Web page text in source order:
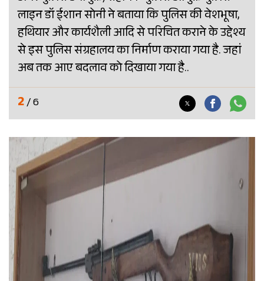
लाइन डॉ ईशान सोनी ने बताया कि पुलिस की वेशभूषा,
हथियार और कार्यशैली आदि से परिचित कराने के उद्देश्य
से इस पुलिस संग्रहालय का निर्माण कराया गया है. जहां
अब तक आए बदलाव को दिखाया गया है..
2/ 6